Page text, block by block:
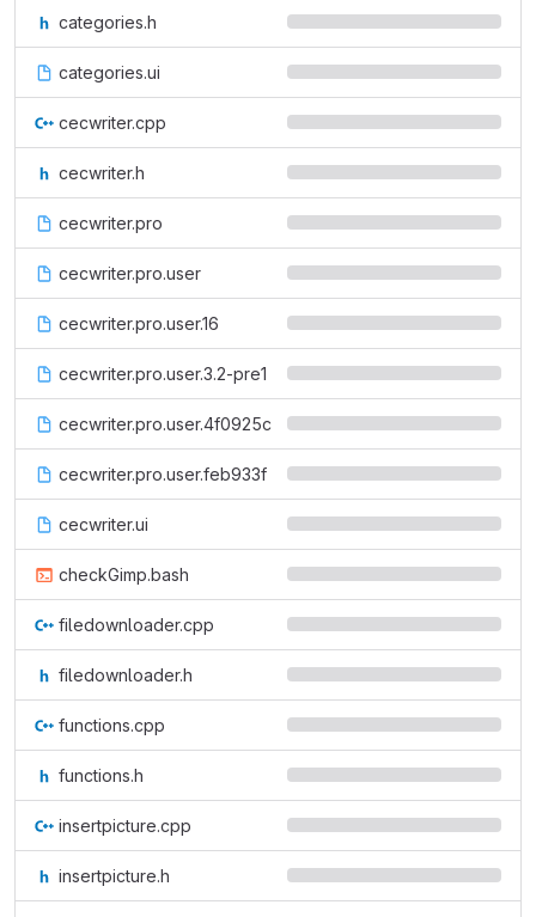
categories.h
categories.ui
cecwriter.cpp
cecwriter.h
cecwriter.pro
cecwriter.pro.user
cecwriter.pro.user.16
cecwriter.pro.user.3.2-pre1
cecwriter.pro.user.4f0925c
cecwriter.pro.user.feb933f
cecwriter.ui
checkGimp.bash
filedownloader.cpp
filedownloader.h
functions.cpp
functions.h
insertpicture.cpp
insertpicture.h